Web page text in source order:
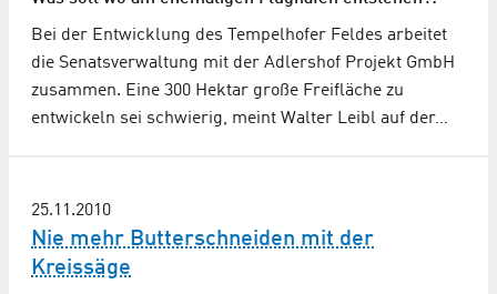
Bei der Entwicklung des Tempelhofer Feldes arbeitet
die Senatsverwaltung mit der Adlershof Projekt GmbH
zusammen. Eine 300 Hektar große Freifläche zu
entwickeln sei schwierig, meint Walter Leibl auf der…
25.11.2010
Nie mehr Butterschneiden mit der
Kreissäge